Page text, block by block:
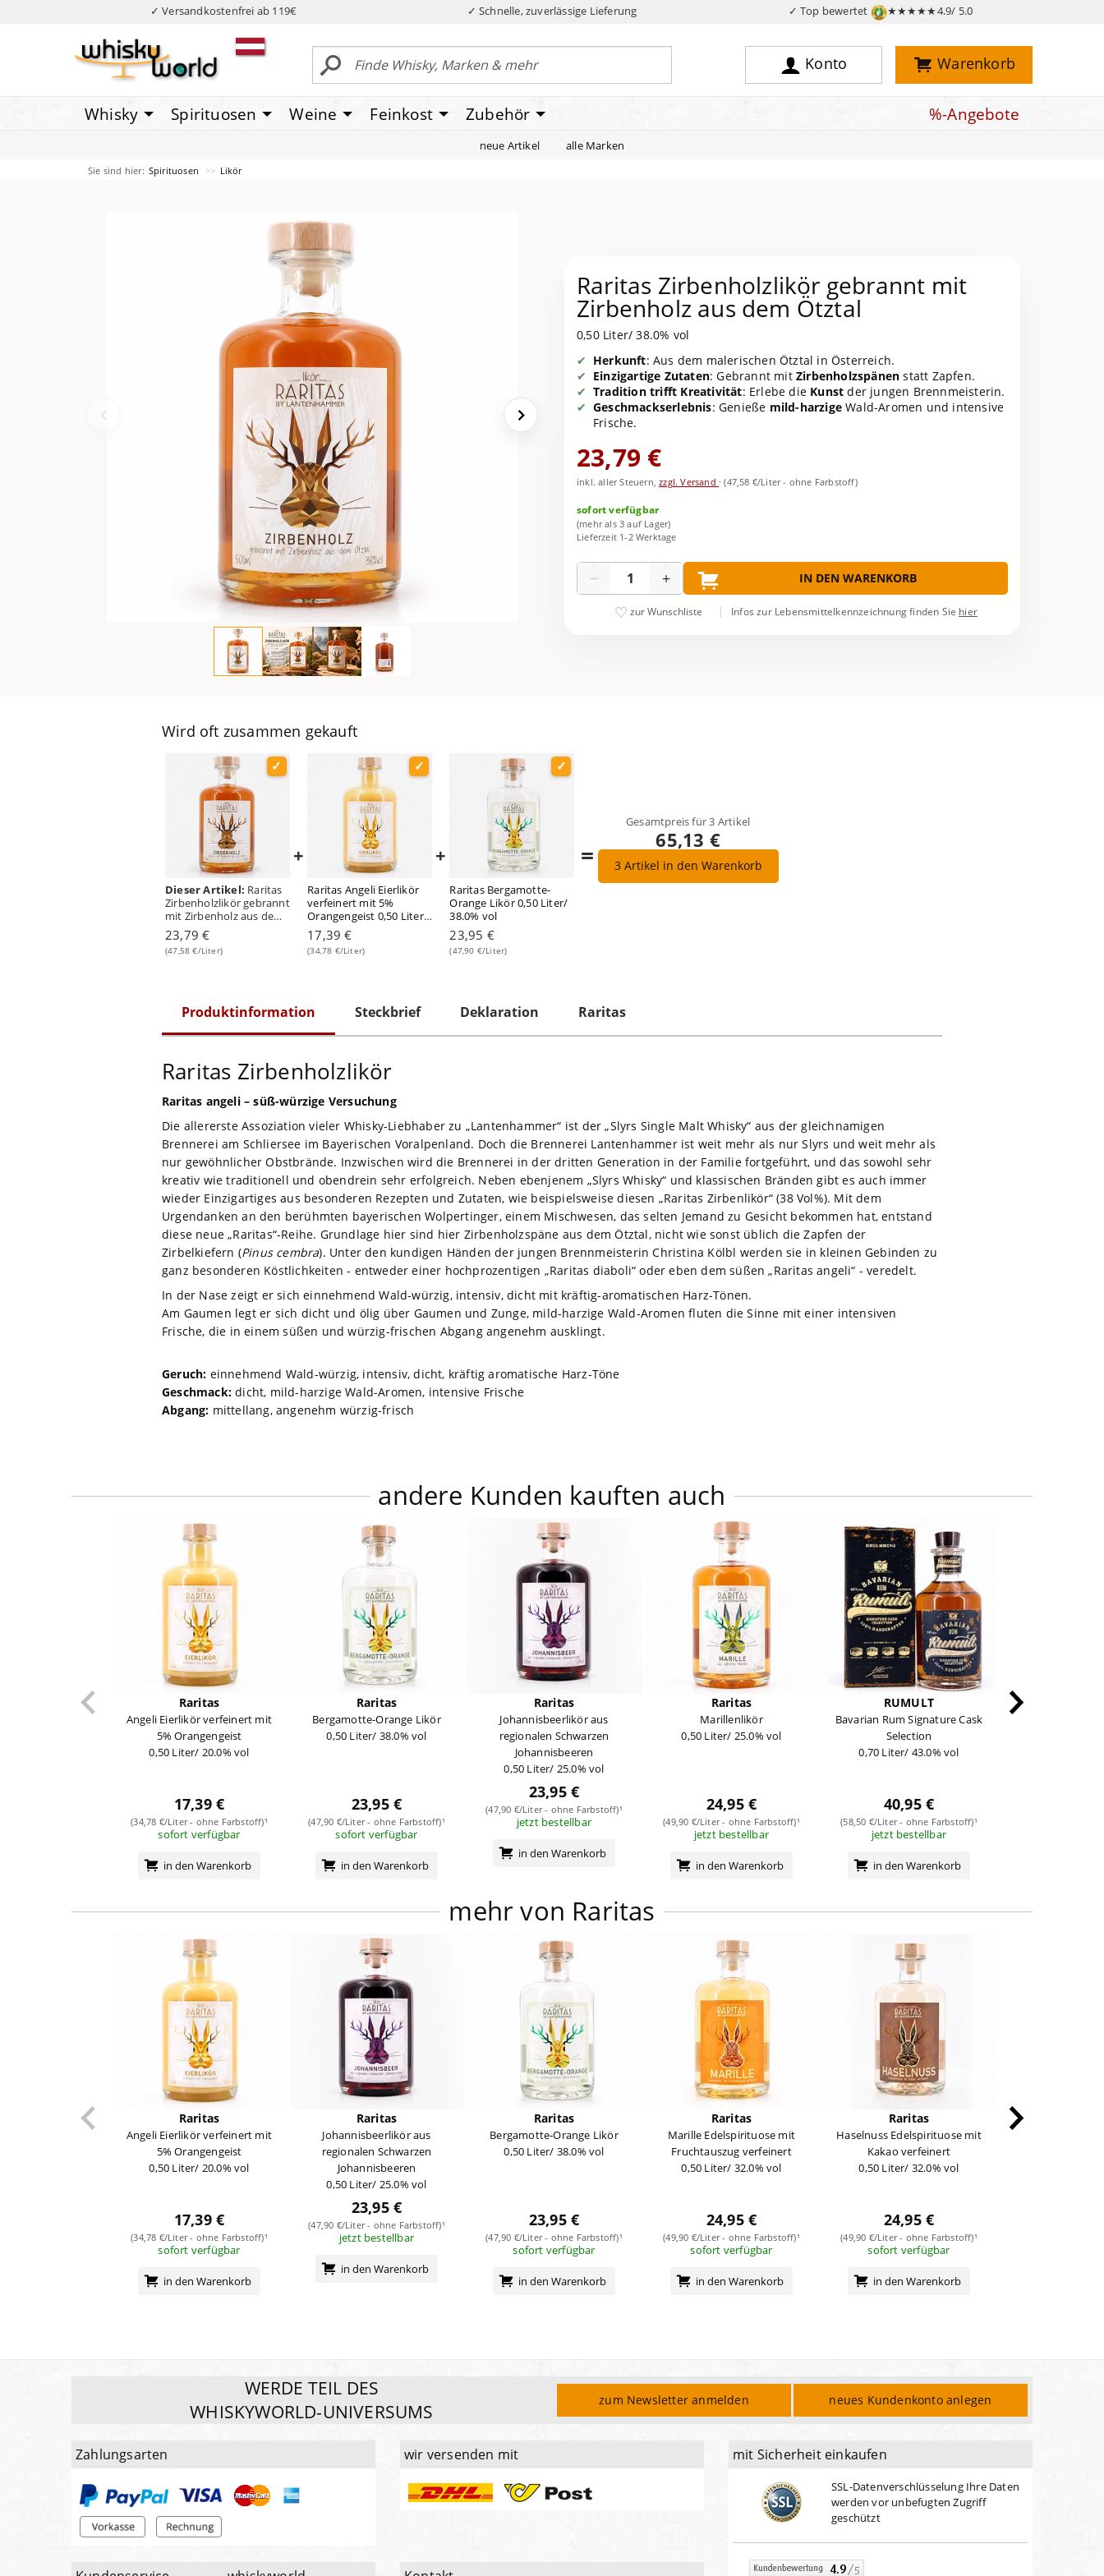
✓ Versandkostenfrei ab 119€ ✓ Schnelle, zuverlässige Lieferung ✓ Top bewertet ★★★★★4.9/ 5.0
Konto Warenkorb
Whisky Spirituosen Weine Feinkost Zubehör %-Angebote
neue Artikel alle Marken
Sie sind hier: Spirituosen Likör
Raritas Zirbenholzlikör gebrannt mit
Zirbenholz aus dem Ötztal
0,50 Liter/ 38.0% vol
Herkunft: Aus dem malerischen Ötztal in Österreich.
Einzigartige Zutaten: Gebrannt mit Zirbenholzspänen statt Zapfen.
Tradition trifft Kreativität: Erlebe die Kunst der jungen Brennmeisterin.
Geschmackserlebnis: Genieße mild-harzige Wald-Aromen und intensive
Frische.
23,79 €
inkl. aller Steuern,zzgl. Versand ·(47,58 €/Liter - ohne Farbstoff)
sofort verfügbar
(mehr als 3 auf Lager)
Lieferzeit 1-2 Werktage
− + IN DEN WARENKORB
zur Wunschliste Infos zur Lebensmittelkennzeichnung finden Sie hier
Wird oft zusammen gekauft
Dieser Artikel: Raritas
Zirbenholzlikör gebrannt
mit Zirbenholz aus dem
Ötztal 0,50 Liter/ 38.0%
vol
23,79 €
(47,58 €/Liter)
+
Raritas Angeli Eierlikör
verfeinert mit 5%
Orangengeist 0,50 Liter/
20.0% vol
17,39 €
(34,78 €/Liter)
+
Raritas Bergamotte-
Orange Likör 0,50 Liter/
38.0% vol
23,95 €
(47,90 €/Liter)
=
Gesamtpreis für3 Artikel
65,13 €
3Artikel in den Warenkorb
Produktinformation Steckbrief Deklaration Raritas
Raritas Zirbenholzlikör
Raritas angeli – süß-würzige Versuchung
Die allererste Assoziation vieler Whisky-Liebhaber zu „Lantenhammer“ ist der „Slyrs Single Malt Whisky“ aus der gleichnamigen
Brennerei am Schliersee im Bayerischen Voralpenland. Doch die Brennerei Lantenhammer ist weit mehr als nur Slyrs und weit mehr als
nur gewöhnlicher Obstbrände. Inzwischen wird die Brennerei in der dritten Generation in der Familie fortgeführt, und das sowohl sehr
kreativ wie traditionell und obendrein sehr erfolgreich. Neben ebenjenem „Slyrs Whisky“ und klassischen Bränden gibt es auch immer
wieder Einzigartiges aus besonderen Rezepten und Zutaten, wie beispielsweise diesen „Raritas Zirbenlikör“ (38 Vol%). Mit dem
Urgendanken an den berühmten bayerischen Wolpertinger, einem Mischwesen, das selten Jemand zu Gesicht bekommen hat, entstand
diese neue „Raritas“-Reihe. Grundlage hier sind hier Zirbenholzspäne aus dem Ötztal, nicht wie sonst üblich die Zapfen der
Zirbelkiefern (Pinus cembra). Unter den kundigen Händen der jungen Brennmeisterin Christina Kölbl werden sie in kleinen Gebinden zu
ganz besonderen Köstlichkeiten - entweder einer hochprozentigen „Raritas diaboli“ oder eben dem süßen „Raritas angeli“ - veredelt.
In der Nase zeigt er sich einnehmend Wald-würzig, intensiv, dicht mit kräftig-aromatischen Harz-Tönen.
Am Gaumen legt er sich dicht und ölig über Gaumen und Zunge, mild-harzige Wald-Aromen fluten die Sinne mit einer intensiven
Frische, die in einem süßen und würzig-frischen Abgang angenehm ausklingt.
Geruch: einnehmend Wald-würzig, intensiv, dicht, kräftig aromatische Harz-Töne
Geschmack:dicht, mild-harzige Wald-Aromen, intensive Frische
Abgang: mittellang, angenehm würzig-frisch
andere Kunden kauften auch
Raritas
Angeli Eierlikör verfeinert mit
5% Orangengeist
0,50 Liter/ 20.0% vol
17,39 €
(34,78 €/Liter - ohne Farbstoff)¹
sofort verfügbar
in den Warenkorb
Raritas
Bergamotte-Orange Likör
0,50 Liter/ 38.0% vol
23,95 €
(47,90 €/Liter - ohne Farbstoff)¹
sofort verfügbar
in den Warenkorb
Raritas
Johannisbeerlikör aus
regionalen Schwarzen
Johannisbeeren
0,50 Liter/ 25.0% vol
23,95 €
(47,90 €/Liter - ohne Farbstoff)¹
jetzt bestellbar
in den Warenkorb
Raritas
Marillenlikör
0,50 Liter/ 25.0% vol
24,95 €
(49,90 €/Liter - ohne Farbstoff)¹
jetzt bestellbar
in den Warenkorb
RUMULT
Bavarian Rum Signature Cask
Selection
0,70 Liter/ 43.0% vol
40,95 €
(58,50 €/Liter - ohne Farbstoff)¹
jetzt bestellbar
in den Warenkorb
mehr von Raritas
Raritas
Angeli Eierlikör verfeinert mit
5% Orangengeist
0,50 Liter/ 20.0% vol
17,39 €
(34,78 €/Liter - ohne Farbstoff)¹
sofort verfügbar
in den Warenkorb
Raritas
Johannisbeerlikör aus
regionalen Schwarzen
Johannisbeeren
0,50 Liter/ 25.0% vol
23,95 €
(47,90 €/Liter - ohne Farbstoff)¹
jetzt bestellbar
in den Warenkorb
Raritas
Bergamotte-Orange Likör
0,50 Liter/ 38.0% vol
23,95 €
(47,90 €/Liter - ohne Farbstoff)¹
sofort verfügbar
in den Warenkorb
Raritas
Marille Edelspirituose mit
Fruchtauszug verfeinert
0,50 Liter/ 32.0% vol
24,95 €
(49,90 €/Liter - ohne Farbstoff)¹
sofort verfügbar
in den Warenkorb
Raritas
Haselnuss Edelspirituose mit
Kakao verfeinert
0,50 Liter/ 32.0% vol
24,95 €
(49,90 €/Liter - ohne Farbstoff)¹
sofort verfügbar
in den Warenkorb
Pistazien-Eierlikör
WERDE TEIL DES
WHISKYWORLD-UNIVERSUMS
zum Newsletter anmelden neues Kundenkonto anlegen
Zahlungsarten wir versenden mit mit Sicherheit einkaufen
SSL-Datenverschlüsselung Ihre Daten
werden vor unbefugten Zugriff
geschützt